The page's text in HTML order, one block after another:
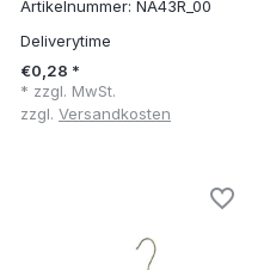
Artikelnummer: NA43R_00
Deliverytime
€0,28 *
* zzgl. MwSt.
zzgl. Versandkosten